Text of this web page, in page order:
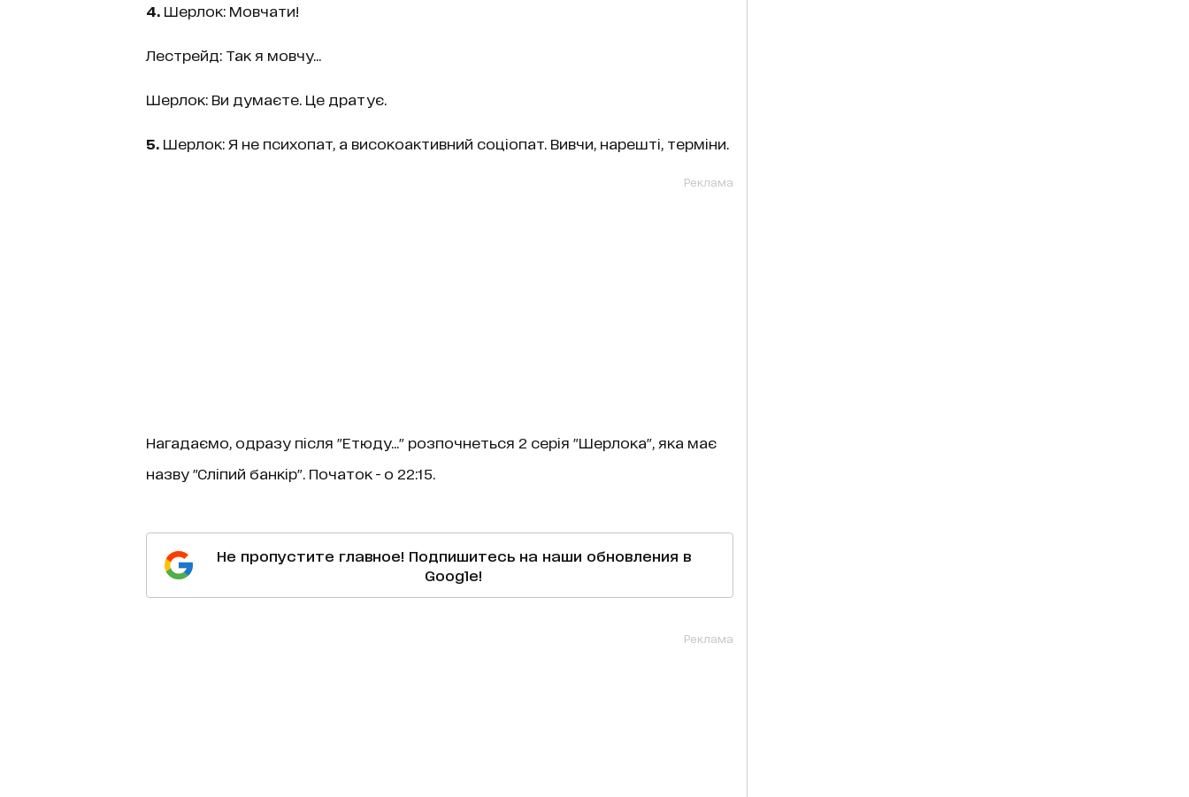
4.Шерлок: Мовчати!
Лестрейд: Так я мовчу...
Шерлок: Ви думаєте. Це дратує.
5.Шерлок: Я не психопат, а високоактивний соціопат. Вивчи, нарешті, терміни.
Реклама
Нагадаємо, одразу після "Етюду..." розпочнеться 2 серія "Шерлока", яка має
назву "Сліпий банкір". Початок - о 22:15.
Не пропустите главное! Подпишитесь на наши обновления в
Google!
Реклама